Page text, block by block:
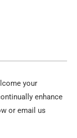
your
enhance
or email us